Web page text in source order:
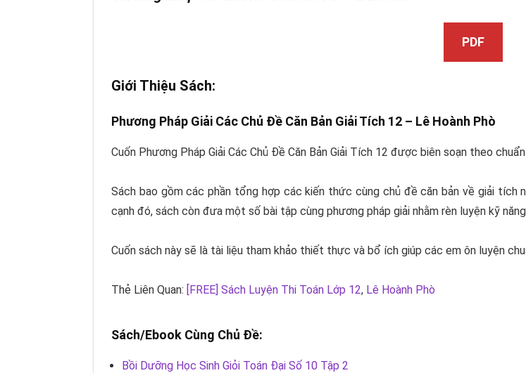
PDF
Giới Thiệu Sách:
Phương Pháp Giải Các Chủ Đề Căn Bản Giải Tích 12 – Lê Hoành Phò
Cuốn Phương Pháp Giải Các Chủ Đề Căn Bản Giải Tích 12 được biên soạn theo
Sách bao gồm các phần tổng hợp các kiến thức cùng chủ đề căn bản về giải tích
cạnh đó, sách còn đưa một số bài tập cùng phương pháp giải nhằm rèn luyện kỹ
Cuốn sách này sẽ là tài liệu tham khảo thiết thực và bổ ích giúp các em ôn luyện
Thẻ Liên Quan: [FREE] Sách Luyện Thi Toán Lớp 12, Lê Hoành Phò
Sách/Ebook Cùng Chủ Đề:
Bồi Dưỡng Học Sinh Giỏi Toán Đại Số 10 Tập 2